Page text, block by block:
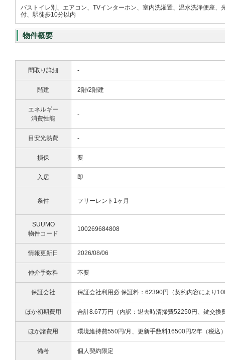
バストイレ別、エアコン、TVインターホン、室内洗濯置、温水洗浄便座
付、駅徒歩10分以内
物件概要
間取り詳細 -
階建 2階/2階建
エネルギー
消費性能
-
目安光熱費 -
損保 要
入居 即
条件 フリーレント1ヶ月
SUUMO
物件コード
100269684808
情報更新日 2026/08/06
仲介手数料 不要
保証会社 保証会社利用必 保証料：62390円（契約内容により
ほか初期費用 合計8.67万円（内訳：退去時清掃費52250円、鍵交
ほか諸費用 環境維持費550円/月、更新手数料16500円/2年（税込
備考 個人契約限定